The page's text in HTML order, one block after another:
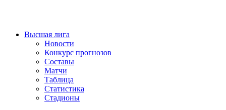
Высшая лига
Новости
Конкурс прогнозов
Составы
Матчи
Таблица
Статистика
Стадионы